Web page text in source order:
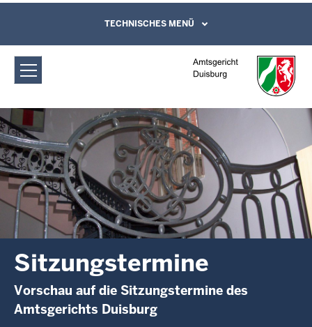
Amtsgericht Duisburg: Sitzungstermine
Direkt zum Inhalt
Leichte Sprache, Gebärdensprachenvideo
und Kontaktformular
TECHNISCHES MENÜ
Sitzungstermine
Vorschau auf die Sitzungstermine des
Amtsgerichts Duisburg